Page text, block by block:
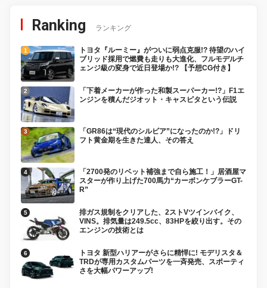
Ranking ランキング
トヨタ『ルーミー』がついに弱点克服!? 待望のハイ
ブリッド採用で燃費も走りも大進化、フルモデルチ
ェンジ級の変身で近日登場か!? 【予想CG付き】
「下着メーカーが作った和製スーパーカー!?」F1エ
ンジンを積んだジオット・キャスピタという伝説
「GR86は“現代のシルビア”になったのか!?」ドリ
フト黄金期を生きた達人、その答え
「2700発のリベット補強まで自ら施工！」居酒屋マ
スターが作り上げた700馬力“カーボンケブラーGT-
R”
排ガス規制をクリアした、2ストVツインバイク、
VINS。排気量は249.5cc、83HPを絞り出す。その
エンジンの技術とは
トヨタ 新型ハリアーがさらに精悍に! モデリスタ＆
TRDが専用カスタムパーツを一斉発売、スポーティ
さを大幅パワーアップ!